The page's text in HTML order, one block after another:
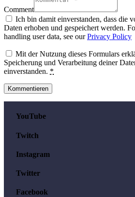
Comment
Ich bin damit einverstanden, dass die
Daten erhoben und gespeichert werden.
handling user data, see ourPrivacy Policy
Mit der Nutzung dieses Formulars
Speicherung und Verarbeitung deiner
einverstanden. *
YouTube
Twitch
Instagram
Twitter
Facebook